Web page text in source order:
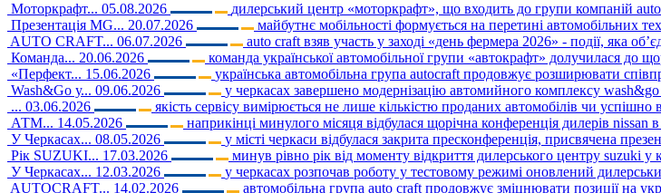
Моторкрафт... 05.08.2026
дилерський центр «моторкрафт», що входить до групи компаній auto
Презентація MG... 20.07.2026
майбутнє мобільності формується на перетині автомобільних
AUTO CRAFT... 06.07.2026
auto craft взяв участь у заході «день фермера 2026» - події, яка
Команда... 20.06.2026
команда української автомобільної групи «автокрафт» долучилася до
«Перфект... 15.06.2026
українська автомобільна група autocraft продовжує розширювати
Wash&Go у... 09.06.2026
у черкасах завершено модернізацію автомийного комплексу
... 03.06.2026
якість сервісу вимірюється не лише кількістю проданих автомобілів чи
АТМ... 14.05.2026
наприкінці минулого місяця відбулася щорічна конференція дилерів nissan
У Черкасах... 08.05.2026
у місті черкаси відбулася закрита пресконференція, присвячена
Рік SUZUKI... 17.03.2026
минув рівно рік від моменту відкриття дилерського центру suzuki у
У Черкасах... 12.03.2026
у черкасах розпочав роботу у тестовому режимі оновлений
AUTOCRAFT... 14.02.2026
автомобільна група auto craft продовжує зміцнювати позиції на